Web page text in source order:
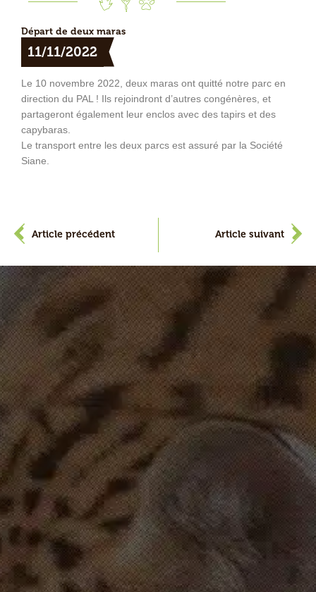
Départ de deux maras
11/11/2022
Le 10 novembre 2022, deux maras ont quitté notre parc en
direction du PAL ! Ils rejoindront d’autres congénères, et
partageront également leur enclos avec des tapirs et des
capybaras.
Le transport entre les deux parcs est assuré par la Société
Siane.
Précédent
Article précédent Article suivant